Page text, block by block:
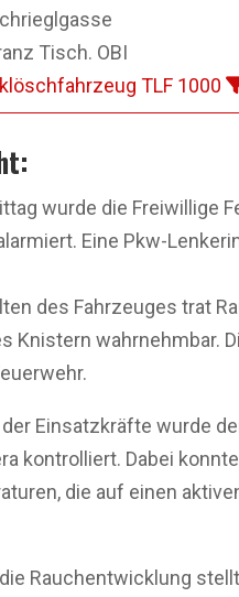
Tisch. OBI
TLF 1000
wurde die Freiwillige
Eine Pkw-
des Fahrzeuges trat
Knistern wahrnehmbar.
Einsatzkräfte wurde
kontrolliert. Dabei
die auf einen
Rauchentwicklung